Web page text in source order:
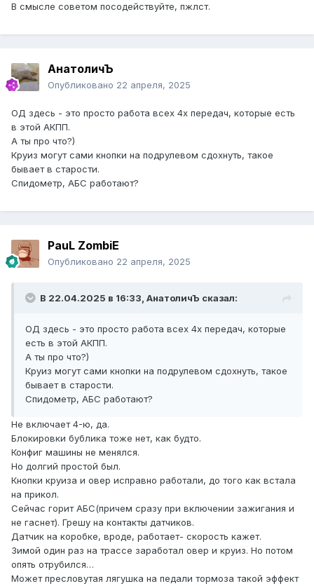
В смысле советом посодействуйте, пжлст.
АнатоличЪ
Опубликовано 22 апреля, 2025
ОД здесь - это просто работа всех 4х передач, которые есть
в этой АКПП.
А ты про что?)
Круиз могут сами кнопки на подрулевом сдохнуть, такое
бывает в старости.
Спидометр, АБС работают?
PauL ZombiE
Опубликовано 22 апреля, 2025
В 22.04.2025 в 16:33, АнатоличЪ сказал:
ОД здесь - это просто работа всех 4х передач, которые
есть в этой АКПП.
А ты про что?)
Круиз могут сами кнопки на подрулевом сдохнуть, такое
бывает в старости.
Спидометр, АБС работают?
Не включает 4-ю, да.
Блокировки бублика тоже нет, как будто.
Конфиг машины не менялся.
Но долгий простой был.
Кнопки круиза и овер исправно работали, до того как встала
на прикол.
Сейчас горит АБС(причем сразу при включении зажигания и
не гаснет). Грешу на контакты датчиков.
Датчик на коробке, вроде, работает- скорость кажет.
Зимой один раз на трассе заработал овер и круиз. Но потом
опять отрубился…
Может пресловутая лягушка на педали тормоза такой эффект